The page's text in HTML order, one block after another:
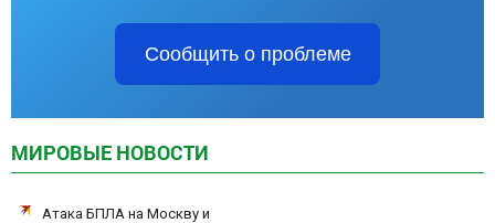
Сообщить о проблеме
МИРОВЫЕ НОВОСТИ
Атака БПЛА на Москву и